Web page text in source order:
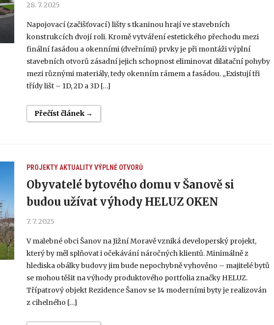
28. 7. 2025
Napojovací (začišťovací) lišty s tkaninou hrají ve stavebních
konstrukcích dvojí roli. Kromě vytváření estetického přechodu mezi
finální fasádou a okenními (dveřními) prvky je při montáži výplní
stavebních otvorů zásadní jejich schopnost eliminovat dilatační pohyby
mezi různými materiály, tedy okenním rámem a fasádou. „Existují tři
třídy lišt – 1D, 2D a 3D […]
Přečíst článek →
PROJEKTYAKTUALITYVÝPLNĚ OTVORŮ
Obyvatelé bytového domu v Šanově si
budou užívat výhody HELUZ OKEN
7. 7. 2025
V malebné obci Šanov na Jižní Moravě vzniká developerský projekt,
který by měl splňovat i očekávání náročných klientů. Minimálně z
hlediska obálky budovy jim bude nepochybně vyhověno – majitelé bytů
se mohou těšit na výhody produktového portfolia značky HELUZ.
Třípatrový objekt Rezidence Šanov se 14 moderními byty je realizován
z cihelného […]